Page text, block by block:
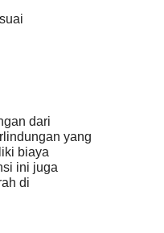
dari
yang
biaya
ini juga
di